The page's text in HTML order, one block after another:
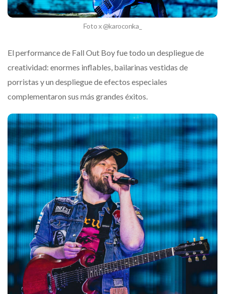
Foto x @karoconka_
El performance de Fall Out Boy fue todo un despliegue de
creatividad: enormes inflables, bailarinas vestidas de
porristas y un despliegue de efectos especiales
complementaron sus más grandes éxitos.